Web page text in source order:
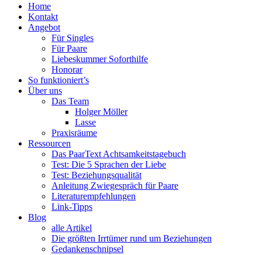
oben
scrollen
Home
Kontakt
Angebot
Für Singles
Für Paare
Liebeskummer Soforthilfe
Honorar
So funktioniert’s
Über uns
Das Team
Holger Möller
Lasse
Praxisräume
Ressourcen
Das PaarText Achtsamkeitstagebuch
Test: Die 5 Sprachen der Liebe
Test: Beziehungsqualität
Anleitung Zwiegespräch für Paare
Literaturempfehlungen
Link-Tipps
Blog
alle Artikel
Die größten Irrtümer rund um Beziehungen
Gedankenschnipsel